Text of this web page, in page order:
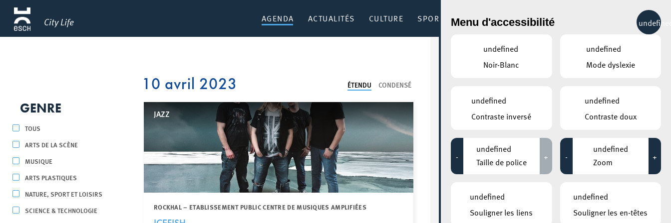
City Life AGENDA ACTUALITÉS CULTURE SPORT & RÉCRÉATION MOBILITÉ
GENRE
TOUS
ARTS DE LA SCÈNE
MUSIQUE
ARTS PLASTIQUES
NATURE, SPORT ET LOISIRS
SCIENCE & TECHNOLOGIE
ÉTENDU CONDENSÉ
10 avril 2023
JAZZ
ROCKHAL – ETABLISSEMENT PUBLIC CENTRE DE MUSIQUES AMPLIFIÉES
ÉVÉNEMENTS CONTINUS
31 MAI 2020
MBSR – Conference Mindfulness
Jusqu'au 05 octobre
14°C
Menu d'accessibilité
undefined
Noir-Blanc
undefined
Mode dyslexie
undefined
Contraste inversé
undefined
Contraste doux
-
undefined
Taille de police
+ -
undefined
Zoom
+
undefined
Souligner les liens
undefined
Souligner les en-têtes